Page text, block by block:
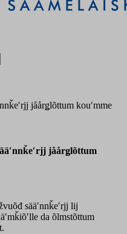
jåårǥlõttum kouʹmme
jåårǥlõttum
sääʹnnǩeʹrjj lij
da õlmstõttum